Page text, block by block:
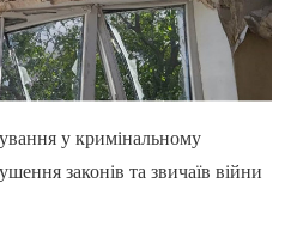
у кримінальному
законів та звичаїв війни